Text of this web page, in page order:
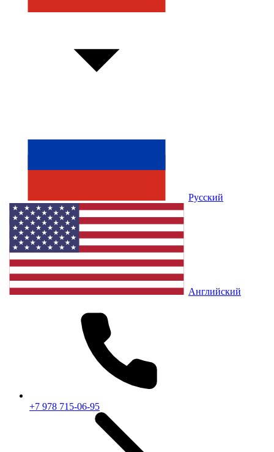
Русский
Английский
+7 978 715-06-95